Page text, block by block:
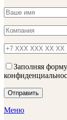
Заполняя
Меню